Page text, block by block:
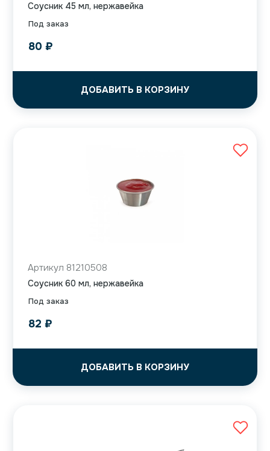
Под заказ
Соусник 45 мл, нержавейка
80 ₽
ДОБАВИТЬ В КОРЗИНУ
Под заказ
Артикул 81210508
Соусник 60 мл, нержавейка
82 ₽
ДОБАВИТЬ В КОРЗИНУ